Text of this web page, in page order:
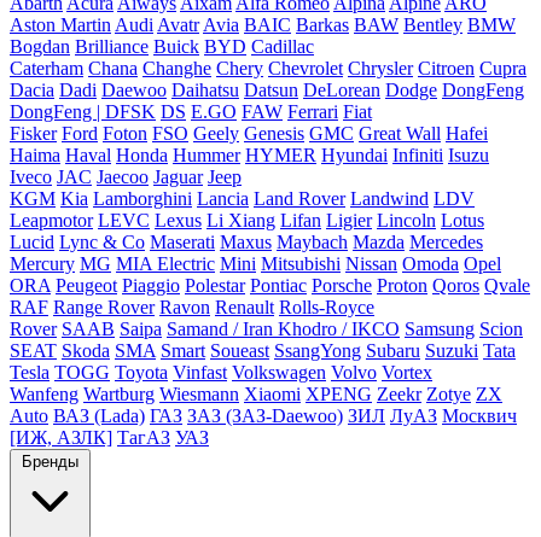
Aston Martin Audi Avatr Avia BAIC Barkas BAW Bentley BMW
Bogdan Brilliance Buick BYD Cadillac
Caterham Chana Changhe Chery Chevrolet Chrysler Citroen Cupra
Dacia Dadi Daewoo Daihatsu Datsun DeLorean Dodge DongFeng
DongFeng | DFSK DS E.GO FAW Ferrari Fiat
Fisker Ford Foton FSO Geely Genesis GMC Great Wall Hafei
Haima Haval Honda Hummer HYMER Hyundai Infiniti Isuzu
Iveco JAC Jaecoo Jaguar Jeep
KGM Kia Lamborghini Lancia Land Rover Landwind LDV
Leapmotor LEVC Lexus Li Xiang Lifan Ligier Lincoln Lotus
Lucid Lync & Co Maserati Maxus Maybach Mazda Mercedes
Mercury MG MIA Electric Mini Mitsubishi Nissan Omoda Opel
ORA Peugeot Piaggio Polestar Pontiac Porsche Proton Qoros Qvale
RAF Range Rover Ravon Renault Rolls-Royce
Rover SAAB Saipa Samand / Iran Khodro / IKCO Samsung Scion
SEAT Skoda SMA Smart Soueast SsangYong Subaru Suzuki Tata
Tesla TOGG Toyota Vinfast Volkswagen Volvo Vortex
Wanfeng Wartburg Wiesmann Xiaomi XPENG Zeekr Zotye ZX
Auto ВАЗ (Lada) ГАЗ ЗАЗ (ЗАЗ-Daewoo) ЗИЛ ЛуАЗ Москвич
[ИЖ, АЗЛК] ТагАЗ УАЗ
Бренды